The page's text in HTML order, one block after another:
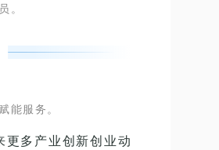
。
能服务。
多产业创新创业动